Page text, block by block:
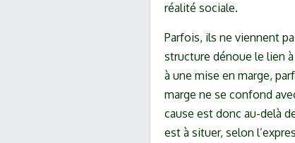
réalité sociale.
Parfois, ils ne viennent
structure dénoue le lien
à une mise en marge,
marge ne se confond
cause est donc au-delà
est à situer, selon